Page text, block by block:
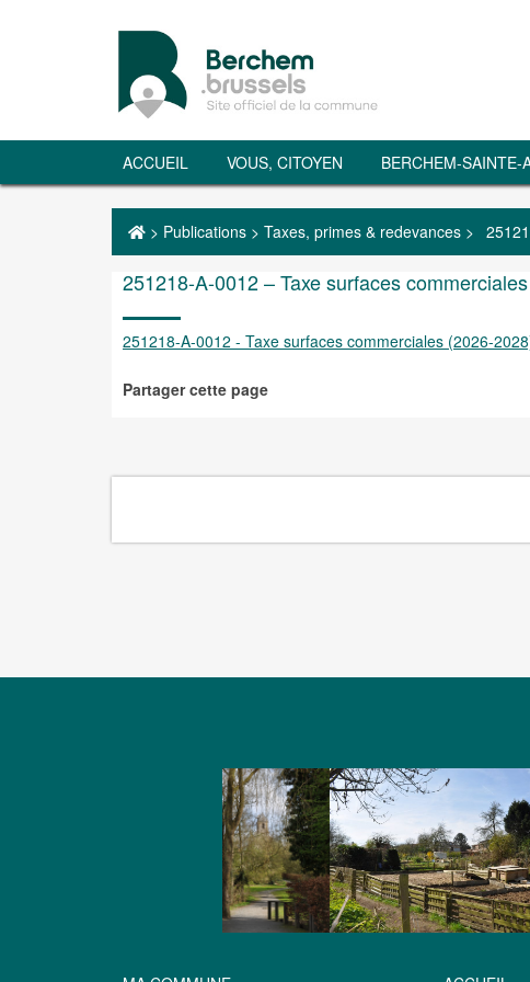
ACCUEIL VOUS, CITOYEN BERCHEM-SAINTE-
> Publications > Taxes, primes & redevances >
251218-A-0012 – Taxe surfaces
251218-A-0012 - Taxe surfaces commerciales (2026-
Partager cette page